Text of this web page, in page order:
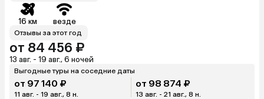
16 км везде
Отзывы за этот год
от 84 456 ₽
13 авг. - 19 авг., 6 ночей
Выгодные туры на соседние даты
от 97 140 ₽
11 авг. - 19 авг., 8 н.
от 98 874 ₽
13 авг. - 21 авг., 8 н.